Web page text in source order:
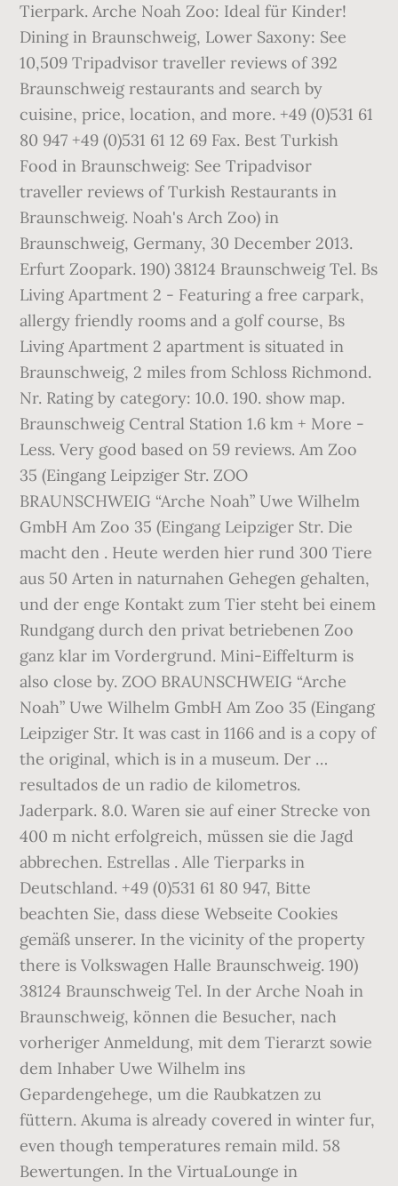
Tierpark. Arche Noah Zoo: Ideal für Kinder!
Dining in Braunschweig, Lower Saxony: See
10,509 Tripadvisor traveller reviews of 392
Braunschweig restaurants and search by
cuisine, price, location, and more. +49 (0)531 61
80 947 +49 (0)531 61 12 69 Fax. Best Turkish
Food in Braunschweig: See Tripadvisor
traveller reviews of Turkish Restaurants in
Braunschweig. Noah's Arch Zoo) in
Braunschweig, Germany, 30 December 2013.
Erfurt Zoopark. 190) 38124 Braunschweig Tel. Bs
Living Apartment 2 - Featuring a free carpark,
allergy friendly rooms and a golf course, Bs
Living Apartment 2 apartment is situated in
Braunschweig, 2 miles from Schloss Richmond.
Nr. Rating by category: 10.0. 190. show map.
Braunschweig Central Station 1.6 km + More -
Less. Very good based on 59 reviews. Am Zoo
35 (Eingang Leipziger Str. ZOO
BRAUNSCHWEIG “Arche Noah” Uwe Wilhelm
GmbH Am Zoo 35 (Eingang Leipziger Str. Die
macht den . Heute werden hier rund 300 Tiere
aus 50 Arten in naturnahen Gehegen gehalten,
und der enge Kontakt zum Tier steht bei einem
Rundgang durch den privat betriebenen Zoo
ganz klar im Vordergrund. Mini-Eiffelturm is
also close by. ZOO BRAUNSCHWEIG “Arche
Noah” Uwe Wilhelm GmbH Am Zoo 35 (Eingang
Leipziger Str. It was cast in 1166 and is a copy of
the original, which is in a museum. Der …
resultados de un radio de kilometros.
Jaderpark. 8.0. Waren sie auf einer Strecke von
400 m nicht erfolgreich, müssen sie die Jagd
abbrechen. Estrellas . Alle Tierparks in
Deutschland. +49 (0)531 61 80 947, Bitte
beachten Sie, dass diese Webseite Cookies
gemäß unserer. In the vicinity of the property
there is Volkswagen Halle Braunschweig. 190)
38124 Braunschweig Tel. In der Arche Noah in
Braunschweig, können die Besucher, nach
vorheriger Anmeldung, mit dem Tierarzt sowie
dem Inhaber Uwe Wilhelm ins
Gepardengehege, um die Raubkatzen zu
füttern. Akuma is already covered in winter fur,
even though temperatures remain mild. 58
Bewertungen. In the VirtuaLounge in